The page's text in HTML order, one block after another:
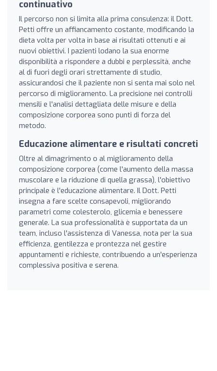
continuativo
Il percorso non si limita alla prima consulenza: il Dott.
Petti offre un affiancamento costante, modificando la
dieta volta per volta in base ai risultati ottenuti e ai
nuovi obiettivi. I pazienti lodano la sua enorme
disponibilità a rispondere a dubbi e perplessità, anche
al di fuori degli orari strettamente di studio,
assicurandosi che il paziente non si senta mai solo nel
percorso di miglioramento. La precisione nei controlli
mensili e l'analisi dettagliata delle misure e della
composizione corporea sono punti di forza del
metodo.
Educazione alimentare e risultati concreti
Oltre al dimagrimento o al miglioramento della
composizione corporea (come l'aumento della massa
muscolare e la riduzione di quella grassa), l'obiettivo
principale è l'educazione alimentare. Il Dott. Petti
insegna a fare scelte consapevoli, migliorando
parametri come colesterolo, glicemia e benessere
generale. La sua professionalità è supportata da un
team, incluso l'assistenza di Vanessa, nota per la sua
efficienza, gentilezza e prontezza nel gestire
appuntamenti e richieste, contribuendo a un'esperienza
complessiva positiva e serena.